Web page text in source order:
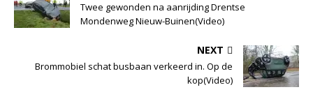
Twee gewonden na aanrijding Drentse
Mondenweg Nieuw-Buinen(Video)
NEXT
Brommobiel schat busbaan verkeerd in. Op de
kop(Video)